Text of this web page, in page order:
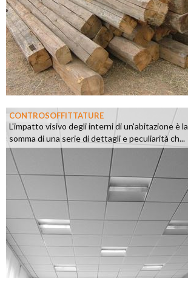
CONTROSOFFITTATURE
L'impatto visivo degli interni di un'abitazione è la
somma di una serie di dettagli e peculiarità ch...